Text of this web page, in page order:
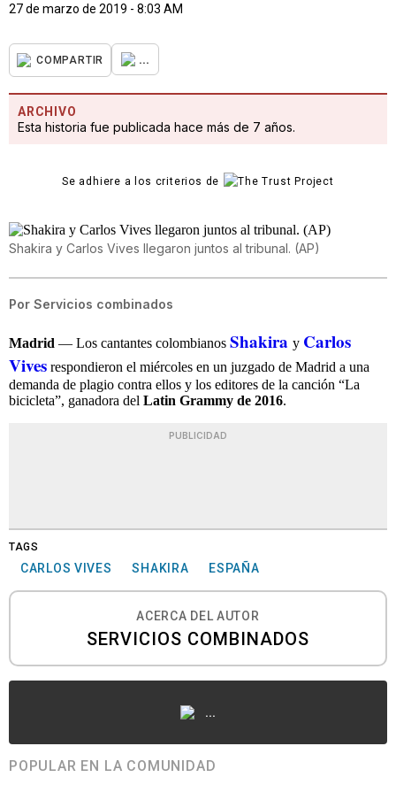
27 de marzo de 2019 - 8:03 AM
COMPARTIR ...
ARCHIVO
Esta historia fue publicada hace más de 7 años.
Se adhiere a los criterios de
Shakira y Carlos Vives llegaron juntos al tribunal. (AP)
Por Servicios combinados
Madrid — Los cantantes colombianos Shakira y Carlos
Vives respondieron el miércoles en un juzgado de Madrid a una
demanda de plagio contra ellos y los editores de la canción “La
bicicleta”, ganadora del Latin Grammy de 2016.
PUBLICIDAD
TAGS
CARLOS VIVES SHAKIRA ESPAÑA
ACERCA DEL AUTOR
SERVICIOS COMBINADOS
...
POPULAR EN LA COMUNIDAD